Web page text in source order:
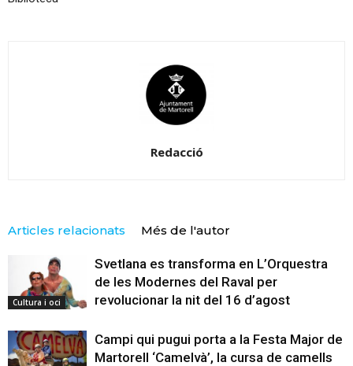
Redacció
Articles relacionats Més de l'autor
Cultura i oci
Svetlana es transforma en L’Orquestra
de les Modernes del Raval per
revolucionar la nit del 16 d’agost
Campi qui pugui porta a la Festa Major de
Martorell ‘Camelvà’, la cursa de camells